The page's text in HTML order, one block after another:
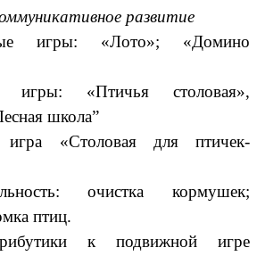
развитие
игры: «Лото»; «Домино
игры: «Птичья столовая»,
школа”
игра «Столовая для птичек-
очистка кормушек;
птиц.
к подвижной игре